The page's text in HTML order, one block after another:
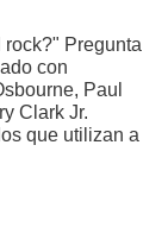
Pregunta
con
Paul
Clark Jr.
que utilizan a